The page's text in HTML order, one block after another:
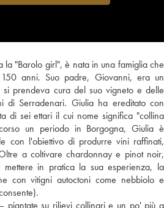
la "Barolo girl", è nata in una famiglia che
anni. Suo padre, Giovanni, era un
si prendeva cura del suo vigneto e delle
di Serradenari. Giulia ha ereditato con
di sei ettari il cui nome significa "collina
un periodo in Borgogna, Giulia è
con l'obiettivo di produrre vini raffinati,
a coltivare chardonnay e pinot noir,
in pratica la sua esperienza, la
con vitigni autoctoni come nebbiolo e
piantate su rilievi collinari e un po' più a